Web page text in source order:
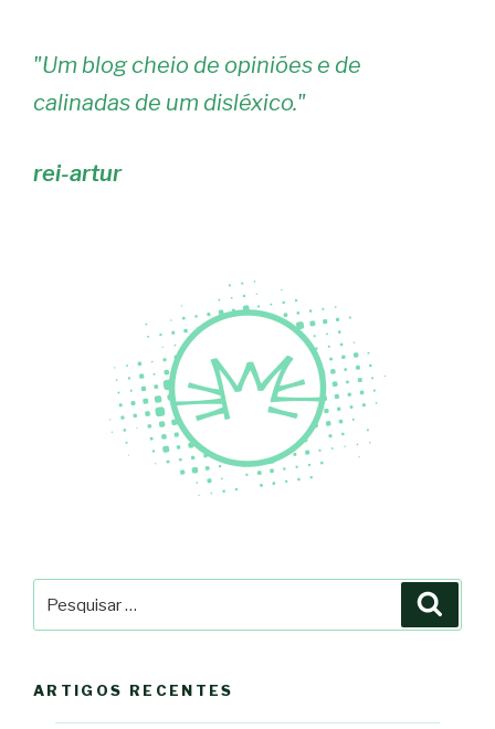
"Um blog cheio de opiniões e de
calinadas de um disléxico."
rei-artur
por:
ARTIGOS RECENTES